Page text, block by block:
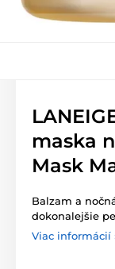
maska
Mask
Balzam a
dokonalejšie
Viac informácií